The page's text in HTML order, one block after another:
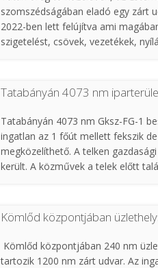
szomszédságában eladó egy zárt
2022-ben lett felújítva ami
szigetelést, csövek, vezetékek,
lakáshoz tartozik 2 db külső tároló
része. I.A: 39,9 M Ft
Tatabányán 4073 nm
Tatabányán 4073 nm Gksz-FG-1
ingatlan az 1 főút mellett fekszik
megközelíthető. A telken
került. A közművek a telek előtt
Kömlőd központjában
Kömlőd központjában 240 nm
tartozik 1200 nm zárt udvar. Az